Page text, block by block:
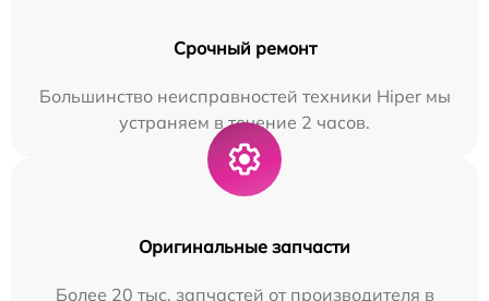
Срочный ремонт
Большинство неисправностей техники Hiper мы
устраняем в течение 2 часов.
Оригинальные запчасти
Более 20 тыс. запчастей от производителя в